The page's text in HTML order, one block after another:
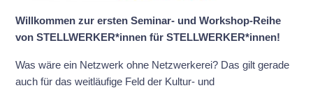
Willkommen zur ersten Seminar- und Workshop-Reihe
von STELLWERKER*innen für STELLWERKER*innen!
Was wäre ein Netzwerk ohne Netzwerkerei? Das gilt gerade
auch für das weitläufige Feld der Kultur- und